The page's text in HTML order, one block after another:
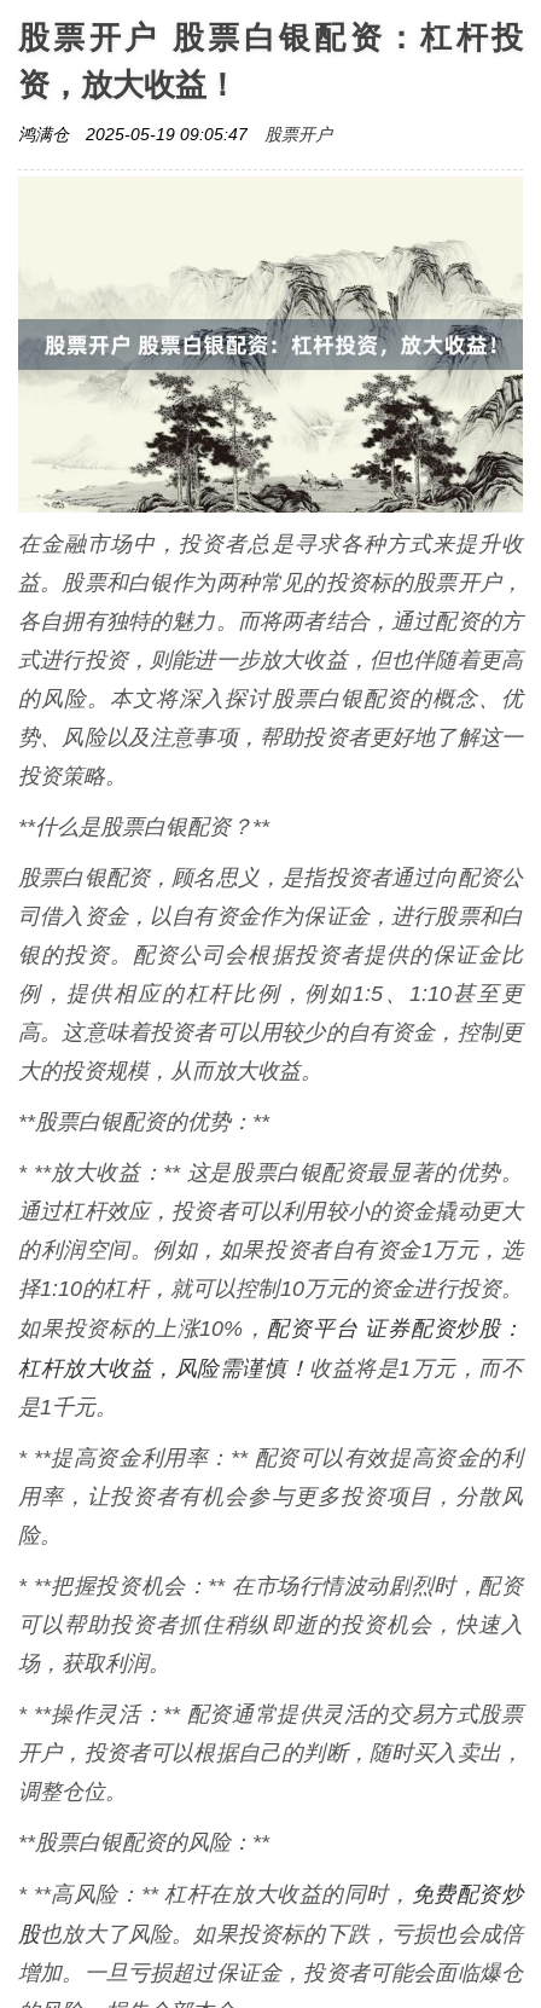
股票开户 股票白银配资：杠杆投
资，放大收益！
鸿满仓 2025-05-19 09:05:47 股票开户
在金融市场中，投资者总是寻求各种方式来提升收
益。股票和白银作为两种常见的投资标的股票开户，
各自拥有独特的魅力。而将两者结合，通过配资的方
式进行投资，则能进一步放大收益，但也伴随着更高
的风险。本文将深入探讨股票白银配资的概念、优
势、风险以及注意事项，帮助投资者更好地了解这一
投资策略。
**什么是股票白银配资？**
股票白银配资，顾名思义，是指投资者通过向配资公
司借入资金，以自有资金作为保证金，进行股票和白
银的投资。配资公司会根据投资者提供的保证金比
例，提供相应的杠杆比例，例如1:5、1:10甚至更
高。这意味着投资者可以用较少的自有资金，控制更
大的投资规模，从而放大收益。
**股票白银配资的优势：**
* **放大收益：** 这是股票白银配资最显著的优势。
通过杠杆效应，投资者可以利用较小的资金撬动更大
的利润空间。例如，如果投资者自有资金1万元，选
择1:10的杠杆，就可以控制10万元的资金进行投资。
如果投资标的上涨10%， 配资平台 证券配资炒股：
杠杆放大收益，风险需谨慎！ 收益将是1万元，而不
是1千元。
* **提高资金利用率：** 配资可以有效提高资金的利
用率，让投资者有机会参与更多投资项目，分散风
险。
* **把握投资机会：** 在市场行情波动剧烈时，配资
可以帮助投资者抓住稍纵即逝的投资机会，快速入
场，获取利润。
* **操作灵活：** 配资通常提供灵活的交易方式股票
开户，投资者可以根据自己的判断，随时买入卖出，
调整仓位。
**股票白银配资的风险：**
* **高风险：** 杠杆在放大收益的同时， 免费配资炒
股也放大了风险。如果投资标的下跌，亏损也会成倍
增加。一旦亏损超过保证金，投资者可能会面临爆仓